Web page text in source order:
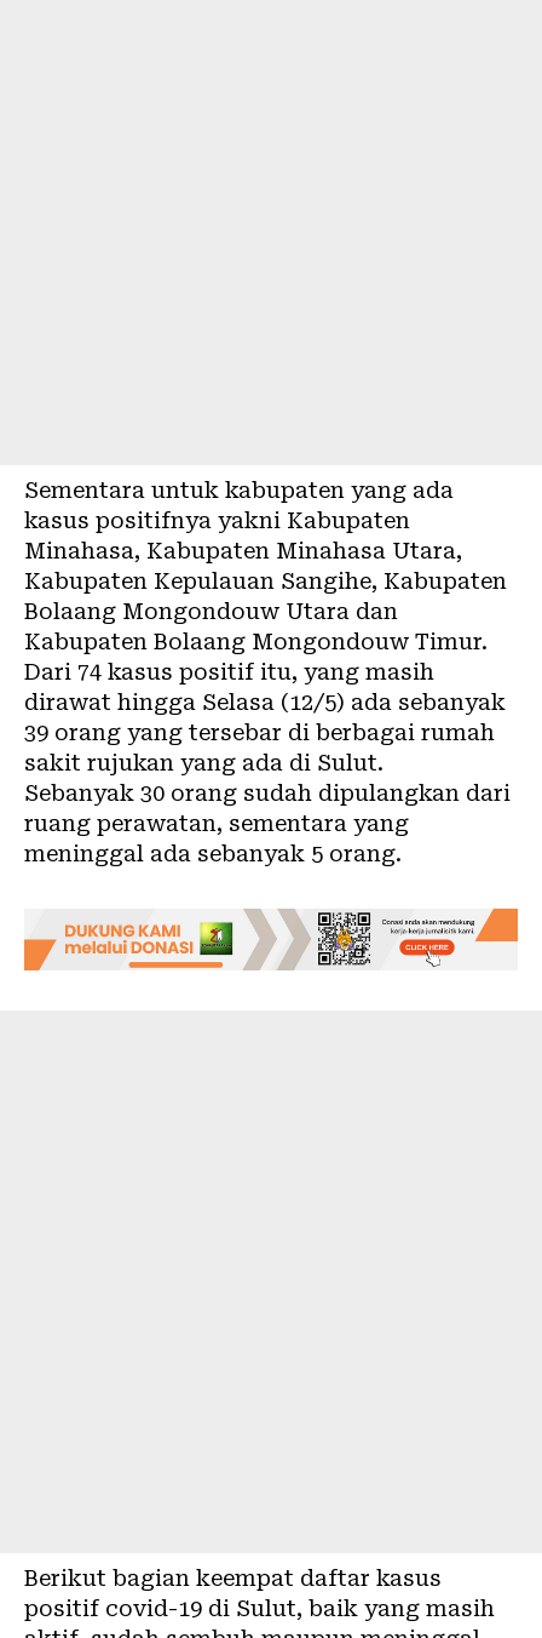
Sementara untuk kabupaten yang ada
kasus positifnya yakni Kabupaten
Minahasa, Kabupaten Minahasa Utara,
Kabupaten Kepulauan Sangihe, Kabupaten
Bolaang Mongondouw Utara dan
Kabupaten Bolaang Mongondouw Timur.
Dari 74 kasus positif itu, yang masih
dirawat hingga Selasa (12/5) ada sebanyak
39 orang yang tersebar di berbagai rumah
sakit rujukan yang ada di Sulut.
Sebanyak 30 orang sudah dipulangkan dari
ruang perawatan, sementara yang
meninggal ada sebanyak 5 orang.
Berikut bagian keempat daftar kasus
positif covid-19 di Sulut, baik yang masih